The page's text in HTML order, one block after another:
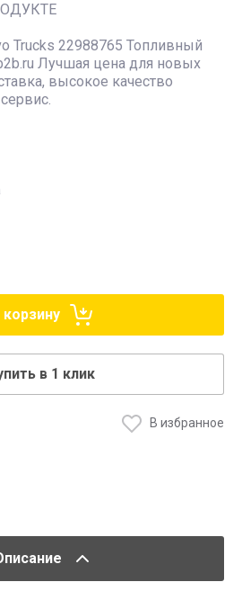
Trucks 22988765 Топливный
Лучшая цена для новых
высокое качество
корзину
в 1 клик
В избранное